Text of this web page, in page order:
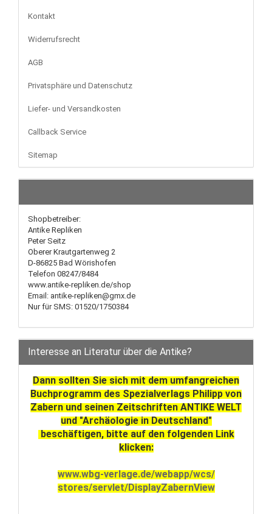
Kontakt
Widerrufsrecht
AGB
Privatsphäre und Datenschutz
Liefer- und Versandkosten
Callback Service
Sitemap
Shopbetreiber:
Antike Repliken
Peter Seitz
Oberer Krautgartenweg 2
D-86825 Bad Wörishofen
Telefon 08247/8484
www.antike-repliken.de/shop
Email: antike-repliken@gmx.de
Nur für SMS: 01520/1750384
Interesse an Literatur über die Antike?
Dann sollten Sie sich mit dem umfangreichen
Buchprogramm des Spezialverlags Philipp von
Zabern und seinen Zeitschriften ANTIKE WELT
und "Archäologie in Deutschland"
beschäftigen, bitte auf den folgenden Link
klicken:
www.wbg-verlage.de/webapp/wcs/
stores/servlet/DisplayZabernView